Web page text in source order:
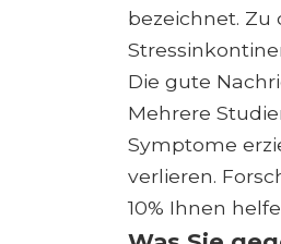
bezeichnet. Zu
Die gute
Mehrere
Symptome
verlieren.
10% Ihnen